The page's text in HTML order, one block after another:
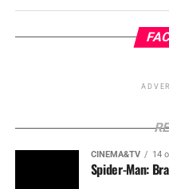
CINEMA&TV 14
Spider-Man: